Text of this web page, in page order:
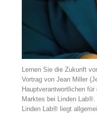
Lernen Sie die Zukunft
Vortrag von Jean Miller
Hauptverantwortlichen
Marktes bei Linden
Linden Lab® liegt